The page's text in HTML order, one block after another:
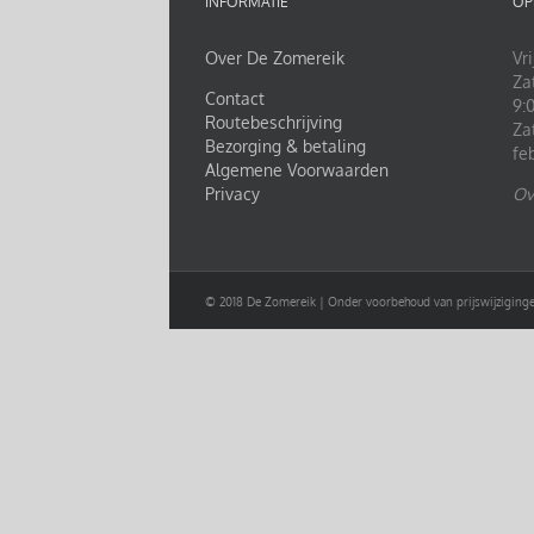
Over De Zomereik
Contact
Routebeschrijving
Bezorging & betaling
Algemene Voorwaarden
Privacy
© 2018 De Zomereik | Onder voorbehoud van